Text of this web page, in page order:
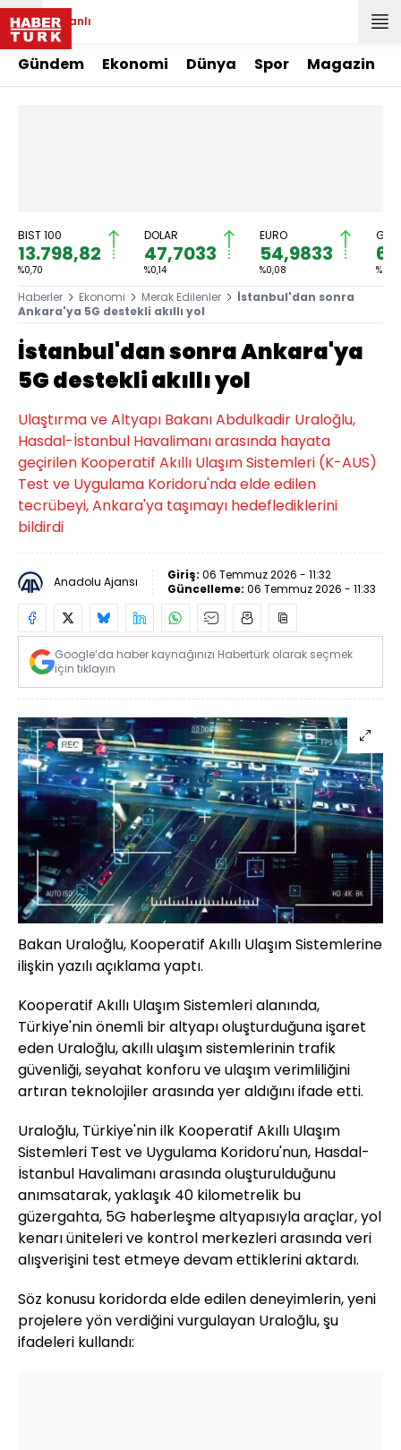
Canlı
Gündem Ekonomi Dünya Spor Magazin
BIST 100
13.798,82
%0,70
DOLAR
47,7033
%0,14
EURO
54,9833
%0,08
Haberler Ekonomi Merak Edilenler
İstanbul'dan sonra
Ankara'ya 5G destekli akıllı yol
İstanbul'dan sonra Ankara'ya
5G destekli akıllı yol
Ulaştırma ve Altyapı Bakanı Abdulkadir Uraloğlu,
Hasdal-İstanbul Havalimanı arasında hayata
geçirilen Kooperatif Akıllı Ulaşım Sistemleri (K-AUS)
Test ve Uygulama Koridoru'nda elde edilen
tecrübeyi, Ankara'ya taşımayı hedeflediklerini
bildirdi
Anadolu Ajansı Giriş: 06 Temmuz 2026 - 11:32
Güncelleme: 06 Temmuz 2026 - 11:33
Google’da haber kaynağınızı Habertürk olarak seçmek
için tıklayın
Bakan Uraloğlu, Kooperatif Akıllı Ulaşım Sistemlerine
ilişkin yazılı açıklama yaptı.
Kooperatif Akıllı Ulaşım Sistemleri alanında,
Türkiye'nin önemli bir altyapı oluşturduğuna işaret
eden Uraloğlu, akıllı ulaşım sistemlerinin trafik
güvenliği, seyahat konforu ve ulaşım verimliliğini
artıran teknolojiler arasında yer aldığını ifade etti.
Uraloğlu, Türkiye'nin ilk Kooperatif Akıllı Ulaşım
Sistemleri Test ve Uygulama Koridoru'nun, Hasdal-
İstanbul Havalimanı arasında oluşturulduğunu
anımsatarak, yaklaşık 40 kilometrelik bu
güzergahta, 5G haberleşme altyapısıyla araçlar, yol
kenarı üniteleri ve kontrol merkezleri arasında veri
alışverişini test etmeye devam ettiklerini aktardı.
Söz konusu koridorda elde edilen deneyimlerin, yeni
projelere yön verdiğini vurgulayan Uraloğlu, şu
ifadeleri kullandı: